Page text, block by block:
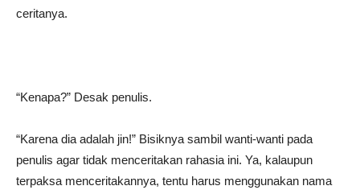
ceritanya.
“Kenapa?” Desak penulis.
“Karena dia adalah jin!” Bisiknya sambil wanti-wanti pada
penulis agar tidak menceritakan rahasia ini. Ya, kalaupun
terpaksa menceritakannya, tentu harus menggunakan nama